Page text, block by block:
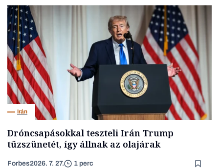
Irán
Dróncsapásokkal teszteli Irán Trump
tűzszünetét, így állnak az olajárak
Forbes2026. 7. 27. 1 perc